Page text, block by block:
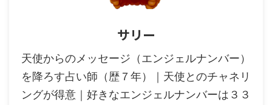
サリー
天使からのメッセージ（エンジェルナンバー）
を降ろす占い師（歴７年）｜天使とのチャネリ
ングが得意｜好きなエンジェルナンバーは３３